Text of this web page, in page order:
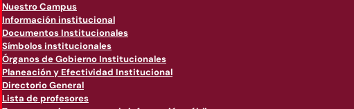
Nuestro Campus
Información institucional
Documentos Institucionales
Símbolos institucionales
Órganos de Gobierno Institucionales
Planeación y Efectividad Institucional
Directorio General
Lista de profesores